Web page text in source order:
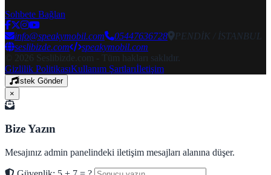
Sohbete Bağlan
info@speakymobil.com 05447636728
PENDİK / İSTANBUL
seslibizde.com
speakymobil.com
© 2026 Seslibizde.com - Tüm hakları saklıdır.
Gizlilik PolitikasıKullanım Şartlarıİletişim
İstek Gönder
×
Bize Yazın
Mesajınız admin panelindeki iletişim mesajları alanına düşer.